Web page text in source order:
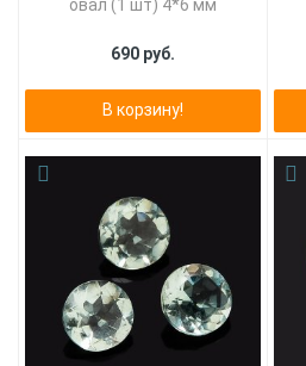
овал (1 шт) 4*6 мм
690 руб.
В корзину!